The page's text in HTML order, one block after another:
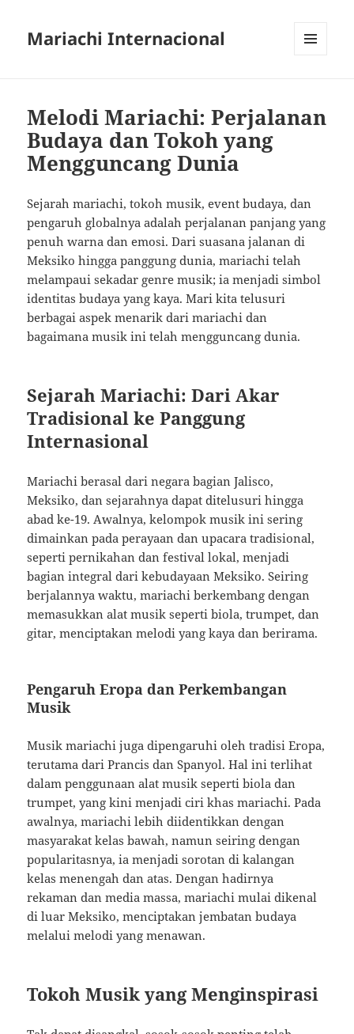
Mariachi Internacional
Melodi Mariachi: Perjalanan
Budaya dan Tokoh yang
Mengguncang Dunia
Sejarah mariachi, tokoh musik, event budaya, dan
pengaruh globalnya adalah perjalanan panjang yang
penuh warna dan emosi. Dari suasana jalanan di
Meksiko hingga panggung dunia, mariachi telah
melampaui sekadar genre musik; ia menjadi simbol
identitas budaya yang kaya. Mari kita telusuri
berbagai aspek menarik dari mariachi dan
bagaimana musik ini telah mengguncang dunia.
Sejarah Mariachi: Dari Akar
Tradisional ke Panggung
Internasional
Mariachi berasal dari negara bagian Jalisco,
Meksiko, dan sejarahnya dapat ditelusuri hingga
abad ke-19. Awalnya, kelompok musik ini sering
dimainkan pada perayaan dan upacara tradisional,
seperti pernikahan dan festival lokal, menjadi
bagian integral dari kebudayaan Meksiko. Seiring
berjalannya waktu, mariachi berkembang dengan
memasukkan alat musik seperti biola, trumpet, dan
gitar, menciptakan melodi yang kaya dan berirama.
Pengaruh Eropa dan Perkembangan
Musik
Musik mariachi juga dipengaruhi oleh tradisi Eropa,
terutama dari Prancis dan Spanyol. Hal ini terlihat
dalam penggunaan alat musik seperti biola dan
trumpet, yang kini menjadi ciri khas mariachi. Pada
awalnya, mariachi lebih diidentikkan dengan
masyarakat kelas bawah, namun seiring dengan
popularitasnya, ia menjadi sorotan di kalangan
kelas menengah dan atas. Dengan hadirnya
rekaman dan media massa, mariachi mulai dikenal
di luar Meksiko, menciptakan jembatan budaya
melalui melodi yang menawan.
Tokoh Musik yang Menginspirasi